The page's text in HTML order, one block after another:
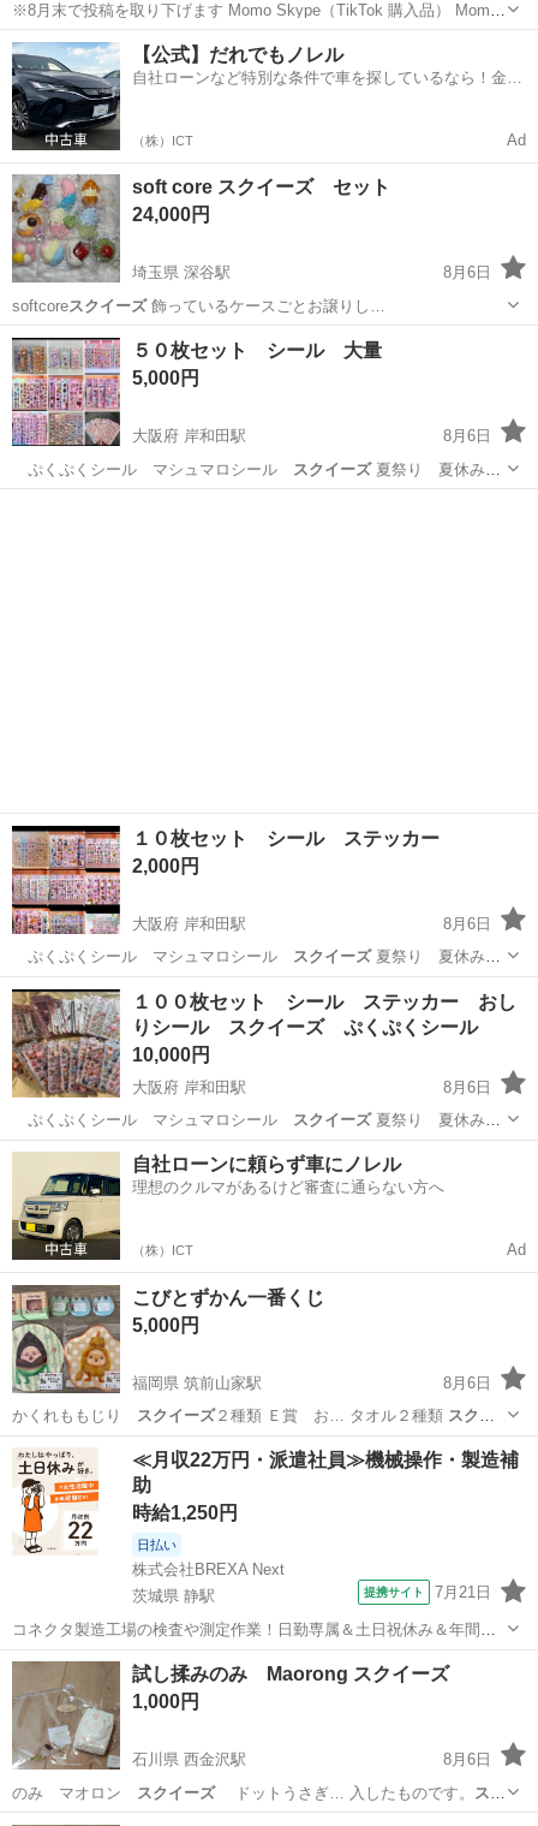
※8月末で投稿を取り下げます Momo Skype（TikTok 購入品） Momo
海洋4弾 ウミウシ 蓄光 第４弾蓄光タイプは ウミウシと真珠のみに
なります 全9種類ランダムのため 箱開封済み（使用していません）...
北海道 札幌市 東区役所前駅
【公式】だれでもノレル
自社ローンなど特別な条件で車を探しているなら！金利
（株）ICT Ad
soft core スクイーズ セット
24,000円
埼玉県 深谷駅
8月6日
softcoreスクイーズ 飾っているケースごとお譲りし…
埼玉 深谷市 深谷駅 おもちゃ
５０枚セット シール 大量
5,000円
大阪府 岸和田駅
8月6日
ぷくぷくシール マシュマロシール
スクイーズ夏祭り 夏休みの
景品 ランダム お…
１０枚セット シール ステッカー
2,000円
大阪府 岸和田駅
8月6日
ぷくぷくシール マシュマロシール スクイーズ夏祭り 夏休みの
景品 ランダム サ…
大阪 岸和田市 岸和田駅
１００枚セット シール ステッカー おし
りシール スクイーズ ぷくぷくシール
10,000円
大阪府 岸和田駅
8月6日
ぷくぷくシール マシュマロシール スクイーズ夏祭り 夏休みの
景品 ランダムサン…
大阪 岸和田市 岸和田駅 その他 スクイーズ
自社ローンに頼らず車にノレル
理想のクルマがあるけど審査に通らない方へ
（株）ICT Ad
こびとずかん一番くじ
5,000円
福岡県 筑前山家駅
8月6日
かくれももじり スクイーズ２種類 Ｅ賞 お… タオル２種類 スクイ
ーズ、タオルは新品未…
福岡 朝倉郡 筑前山家駅 おもちゃ
≪月収22万円・派遣社員≫機械操作・製造補
助
時給1,250円
日払い
株式会社BREXA Next
茨城県 静駅
提携サイト 7月21日
コネクタ製造工場の検査や測定作業！日勤専属＆土日祝休み＆年間休
日128日★クリーンルーム内作業★マイカー通勤OK＆無料駐車場あり
★就業先食堂利用可！日払い制度あり！《茨城県常陸大宮市》 人気の
工場のお仕事 ◇コネクタ製造工...
茨城 常陸大宮市
試し揉みのみ Maorong スクイーズ
1,000円
石川県 西金沢駅
8月6日
のみ マオロン
スクイーズドットうさぎ… 入したものです。
スク
イーズ整理のため出品し… れません。他にもスクイーズ出品中です！